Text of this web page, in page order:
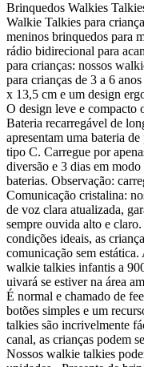
Brinquedos Walkies
Walkie Talkies para
meninos brinquedos para
rádio bidirecional para
para crianças: nossos
para crianças de 3 a 6
x 13,5 cm e um design
O design leve e compacto
Bateria recarregável de
apresentam uma bateria
tipo C. Carregue por
diversão e 3 dias em
baterias. Observação:
Comunicação cristalina:
de voz clara atualizada,
sempre ouvida alto e
condições ideais, as
comunicação sem
walkie talkies infantis a
uivará se estiver na área
É normal e chamado de
botões simples e um
talkies são incrivelmente
canal, as crianças podem
Nossos walkie talkies